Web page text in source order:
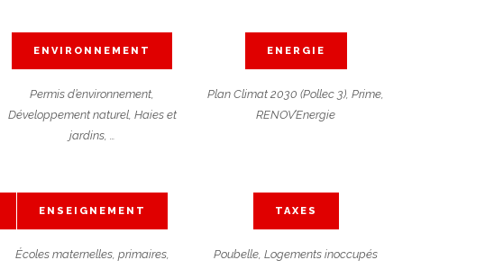
ENVIRONNEMENT
Permis d’environnement,
Développement naturel, Haies et
jardins, …
ENERGIE
Plan Climat 2030 (Pollec 3), Prime,
RENOV’Energie
ENSEIGNEMENT
Écoles maternelles, primaires,
TAXES
Poubelle, Logements inoccupés